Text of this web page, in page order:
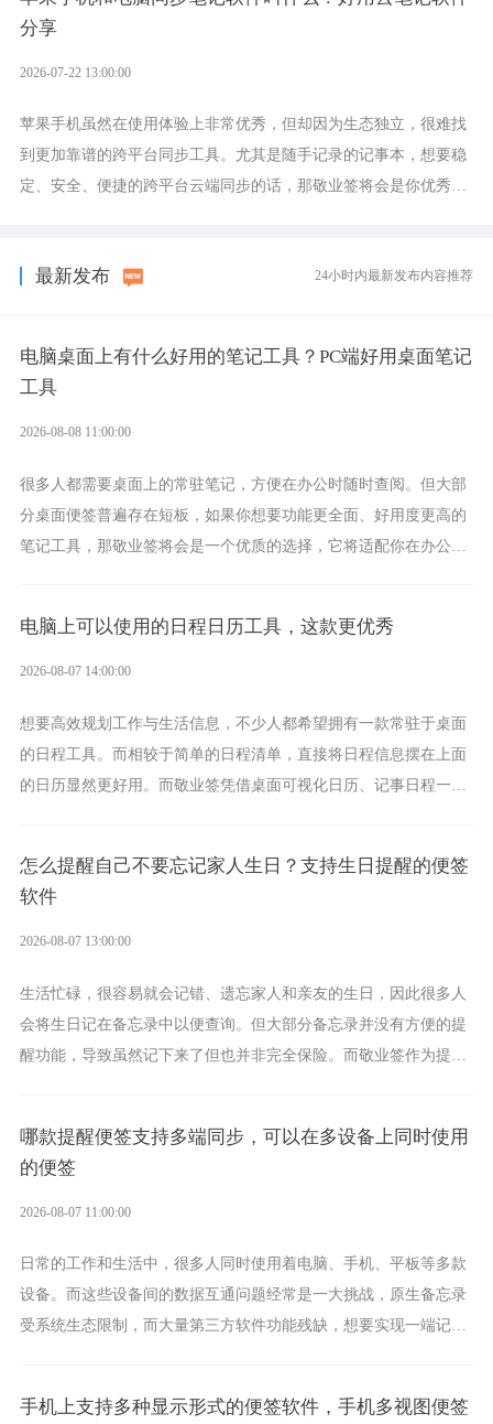
分享
2026-07-22 13:00:00
苹果手机虽然在使用体验上非常优秀，但却因为生态独立，很难找
到更加靠谱的跨平台同步工具。尤其是随手记录的记事本，想要稳
定、安全、便捷的跨平台云端同步的话，那敬业签将会是你优秀的
最新发布 24小时内最新发布内容推荐
电脑桌面上有什么好用的笔记工具？PC端好用桌面笔记
工具
2026-08-08 11:00:00
很多人都需要桌面上的常驻笔记，方便在办公时随时查阅。但大部
分桌面便签普遍存在短板，如果你想要功能更全面、好用度更高的
笔记工具，那敬业签将会是一个优质的选择，它将适配你在办公、
电脑上可以使用的日程日历工具，这款更优秀
2026-08-07 14:00:00
想要高效规划工作与生活信息，不少人都希望拥有一款常驻于桌面
的日程工具。而相较于简单的日程清单，直接将日程信息摆在上面
的日历显然更好用。而敬业签凭借桌面可视化日历、记事日程一体
怎么提醒自己不要忘记家人生日？支持生日提醒的便签
软件
2026-08-07 13:00:00
生活忙碌，很容易就会记错、遗忘家人和亲友的生日，因此很多人
会将生日记在备忘录中以便查询。但大部分备忘录并没有方便的提
醒功能，导致虽然记下来了但也并非完全保险。而敬业签作为提醒
哪款提醒便签支持多端同步，可以在多设备上同时使用
的便签
2026-08-07 11:00:00
日常的工作和生活中，很多人同时使用着电脑、手机、平板等多款
设备。而这些设备间的数据互通问题经常是一大挑战，原生备忘录
受系统生态限制，而大量第三方软件功能残缺，想要实现一端记
手机上支持多种显示形式的便签软件，手机多视图便签